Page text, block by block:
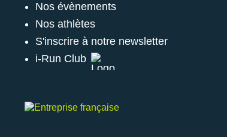
Nos évènements
Nos athlètes
S'inscrire à notre newsletter
i-Run Club